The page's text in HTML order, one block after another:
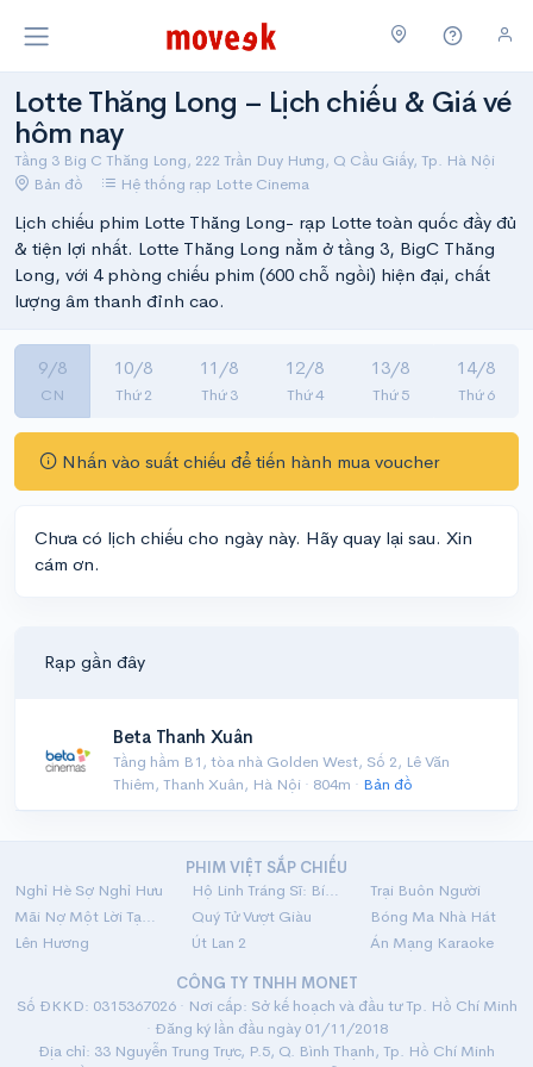
Lotte Thăng Long – Lịch chiếu & Giá vé
hôm nay
Tầng 3 Big C Thăng Long, 222 Trần Duy Hưng, Q Cầu Giấy, Tp. Hà Nội
Bản đồ
Hệ thống rạp Lotte Cinema
Lịch chiếu phim Lotte Thăng Long- rạp Lotte toàn quốc đầy đủ
& tiện lợi nhất. Lotte Thăng Long nằm ở tầng 3, BigC Thăng
Long, với 4 phòng chiếu phim (600 chỗ ngồi) hiện đại, chất
lượng âm thanh đỉnh cao.
9/8
CN
10/8
Thứ 2
11/8
Thứ 3
12/8
Thứ 4
13/8
Thứ 5
14/8
Thứ 6
Nhấn vào suất chiếu để tiến hành mua voucher
Chưa có lịch chiếu cho ngày này. Hãy quay lại sau. Xin
cám ơn.
Rạp gần đây
Beta Thanh Xuân
Tầng hầm B1, tòa nhà Golden West, Số 2, Lê Văn
Thiêm, Thanh Xuân, Hà Nội · 804m · Bản đồ
PHIM VIỆT SẮP CHIẾU
Nghỉ Hè Sợ Nghỉ Hưu
Hộ Linh Tráng Sĩ: Bí Ẩn Mộ Vua Đinh
Trại Buôn Người
Mãi Nợ Một Lời Tạm Biệt
Quý Tử Vượt Giàu
Bóng Ma Nhà Hát
Lên Hương
Út Lan 2
Án Mạng Karaoke
CÔNG TY TNHH MONET
Số ĐKKD: 0315367026 · Nơi cấp: Sở kế hoạch và đầu tư Tp. Hồ Chí Minh
· Đăng ký lần đầu ngày 01/11/2018
Địa chỉ: 33 Nguyễn Trung Trực, P.5, Q. Bình Thạnh, Tp. Hồ Chí Minh